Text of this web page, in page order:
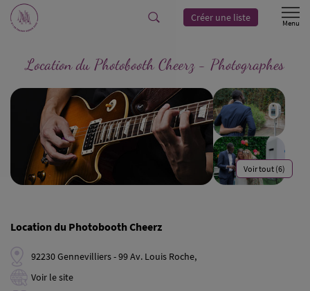
Créer une liste
Location du Photobooth Cheerz - Photographes
Voir tout (6)
Location du Photobooth Cheerz
92230 Gennevilliers - 99 Av. Louis Roche,
Voir le site